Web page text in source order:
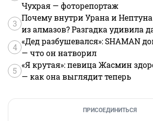
Чухрая — фоторепортаж
3
Почему внутри Урана и
из алмазов? Разгадка удивила
4
«Дед разбушевался»: SHAMAN
— что он натворил
5
«Я крутая»: певица Жасмин
— как она выглядит теперь
ПРИСОЕДИНИТЬСЯ